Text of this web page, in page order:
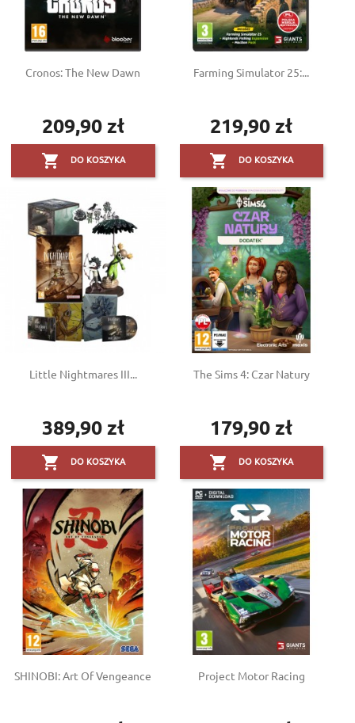
Cronos: The New Dawn
Cena
209,90 zł
 DO KOSZYKA
Farming Simulator 25:...
Cena
219,90 zł
 DO KOSZYKA
Little Nightmares III...
Cena
389,90 zł
 DO KOSZYKA
The Sims 4: Czar Natury
Cena
179,90 zł
 DO KOSZYKA
SHINOBI: Art Of Vengeance Project Motor Racing